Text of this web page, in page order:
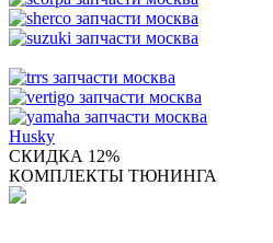
Husky
СКИДКА 12%
КОМПЛЕКТЫ ТЮНИНГА